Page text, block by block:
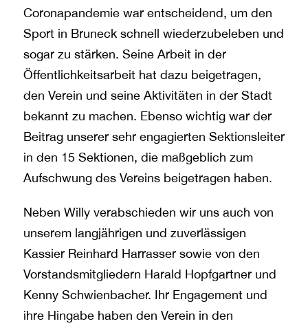
Coronapandemie war entscheidend, um den
Sport in Bruneck schnell wiederzubeleben und
sogar zu stärken. Seine Arbeit in der
Öffentlichkeitsarbeit hat dazu beigetragen,
den Verein und seine Aktivitäten in der Stadt
bekannt zu machen. Ebenso wichtig war der
Beitrag unserer sehr engagierten Sektionsleiter
in den 15 Sektionen, die maßgeblich zum
Aufschwung des Vereins beigetragen haben.
Neben Willy verabschieden wir uns auch von
unserem langjährigen und zuverlässigen
Kassier Reinhard Harrasser sowie von den
Vorstandsmitgliedern Harald Hopfgartner und
Kenny Schwienbacher. Ihr Engagement und
ihre Hingabe haben den Verein in den